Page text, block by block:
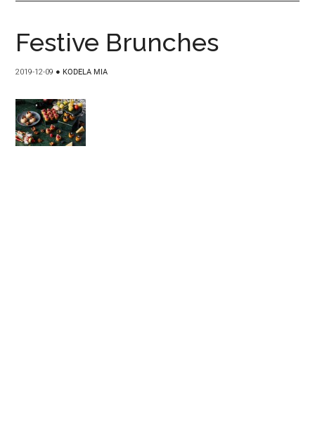
Festive Brunches
2019-12-09 ● KODELA MIA